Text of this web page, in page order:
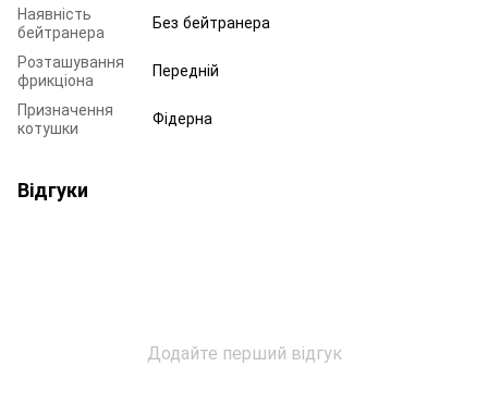
Наявність
бейтранера
Без бейтранера
Розташування
фрикціона
Передній
Призначення
котушки
Фідерна
Відгуки
Додайте перший відгук